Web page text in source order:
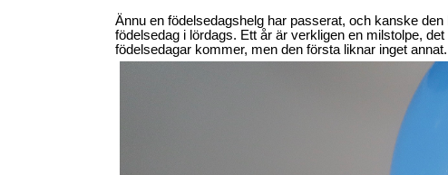
Ännu en födelsedagshelg har passerat, och kanske
födelsedag i lördags. Ett år är verkligen en milstolpe,
födelsedagar kommer, men den första liknar inget annat.